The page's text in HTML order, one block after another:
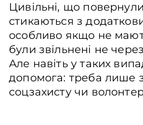
Цивільні, що
стикаються з
особливо якщо не
були звільнені не
Але навіть у таких
допомога: треба лише
соцзахисту чи